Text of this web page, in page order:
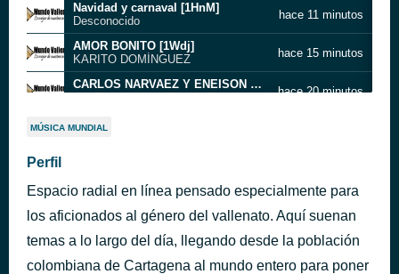
Navidad y carnaval [1HnM]
Desconocido
hace 11 minutos
AMOR BONITO [1Wdj]
KARITO DOMÍNGUEZ
hace 15 minutos
CARLOS NARVAEZ Y ENEISON SALAS - AUTOR DARIO LOPEZ ECKER [1TZq]
hace 20 minutos
LA CHISMOSA 01 [1Hcm]
El Amor de Tu Vida [1C44]
Iván Francisco Villazón Aponte
Junticos Mi Amor [1Qf2]
Desconocido
hace 39 minutos
MÚSICA MUNDIAL
Perfil
Espacio radial en línea pensado especialmente para
los aficionados al género del vallenato. Aquí suenan
temas a lo largo del día, llegando desde la población
colombiana de Cartagena al mundo entero para poner